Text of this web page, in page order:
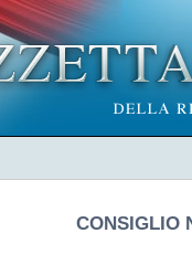
CONSIGLIO